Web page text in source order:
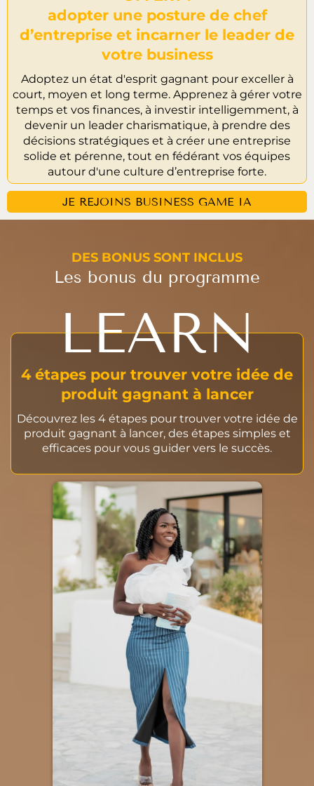
adopter une posture de chef
d’entreprise et incarner le leader de
votre business
Adoptez un état d'esprit gagnant pour exceller à
court, moyen et long terme. Apprenez à gérer votre
temps et vos finances, à investir intelligemment, à
devenir un leader charismatique, à prendre des
décisions stratégiques et à créer une entreprise
solide et pérenne, tout en fédérant vos équipes
autour d'une culture d’entreprise forte.
JE REJOINS BUSINESS GAME IA
DES BONUS SONT INCLUS
Les bonus du programme
LEARN
4 étapes pour trouver votre idée de
produit gagnant à lancer
Découvrez les 4 étapes pour trouver votre idée de
produit gagnant à lancer, des étapes simples et
efficaces pour vous guider vers le succès.